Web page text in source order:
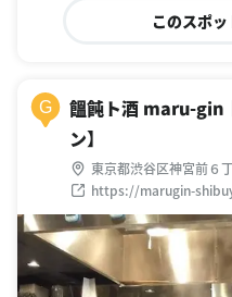
このスポ
G
饂飩ト酒 maru-gin
ン】
東京都渋谷区神宮前６
https://marugin-